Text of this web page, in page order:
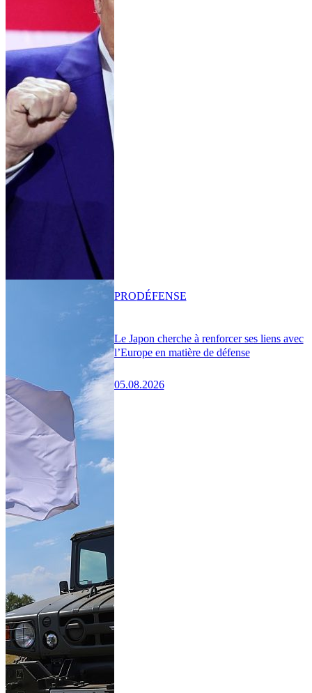
Le Japon cherche à renforcer ses liens avec
l’Europe en matière de défense
05.08.2026
PRODÉFENSE